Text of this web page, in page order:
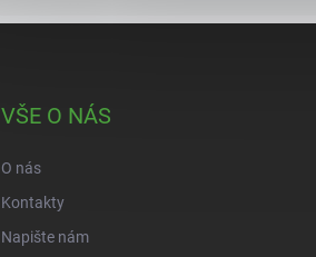
VŠE O NÁS
O nás
Kontakty
Napište nám